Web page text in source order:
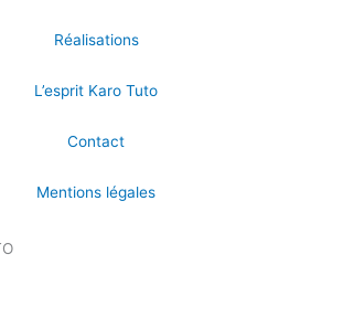
Réalisations
L’esprit Karo Tuto
Contact
Mentions légales